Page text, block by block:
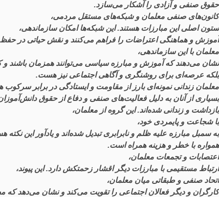
حقوق صنفی و آزادی را آشکار میسازد.
کانونهای صنفی معلمان و شبکههای مستقل مردمی،
ستون اصلی این مبارزات هستند.این شبکهها امکان سازماندهی،
آموزش و هماهنگی اعتراضات را فراهم میکنند و نقش حیاتی در حفظ
معلمان با این سازماندهی،
نشان میدهند که آموزش و مبارزه سیاسی میتوانند همزمان باشند و
بلکه عرصهای برای روشنگری و آگاهی اجتماعی نیز هست.
معلمان زندانی نمونهای بارز از مقاومت و ایستادگی در برابر سرکوب
بسیاری از آنان به دلیل فعالیتهای صنفی و دفاع از حقوق دانش
بازداشت و زندانی شدهاند.این گروه از معلمان،
با شجاعت و پایمردی خود،
به سمبل مبارزه علیه ظلم و نابرابری تبدیل شدهاند و یادآور این نکته
همواره با خطر و هزینه همراه است.
اعتصابات و تجمعات معلمان،
ارتباط مستقیمی با مبارزات دیگر اقشار زحمتکش دارد.این پیوند،
اتحاد صنفی و طبقاتی میان معلمان،
کارگران و دیگر فعالان اجتماعی را تقویت میکند و نشان میدهد که